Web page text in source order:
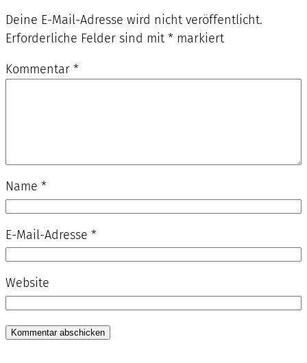
Deine E-Mail-Adresse wird nicht veröffentlicht.
Erforderliche Felder sind mit * markiert
Kommentar *
Name *
E-Mail-Adresse *
Website